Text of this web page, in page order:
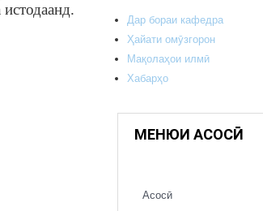
Дар бораи кафедра
Ҳайати омӯзгорон
Мақолаҳои илмӣ
Хабарҳо
МЕНЮИ АСОСӢ
Асосӣ